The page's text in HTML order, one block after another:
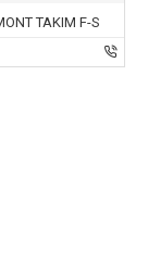
TAKIM F-S